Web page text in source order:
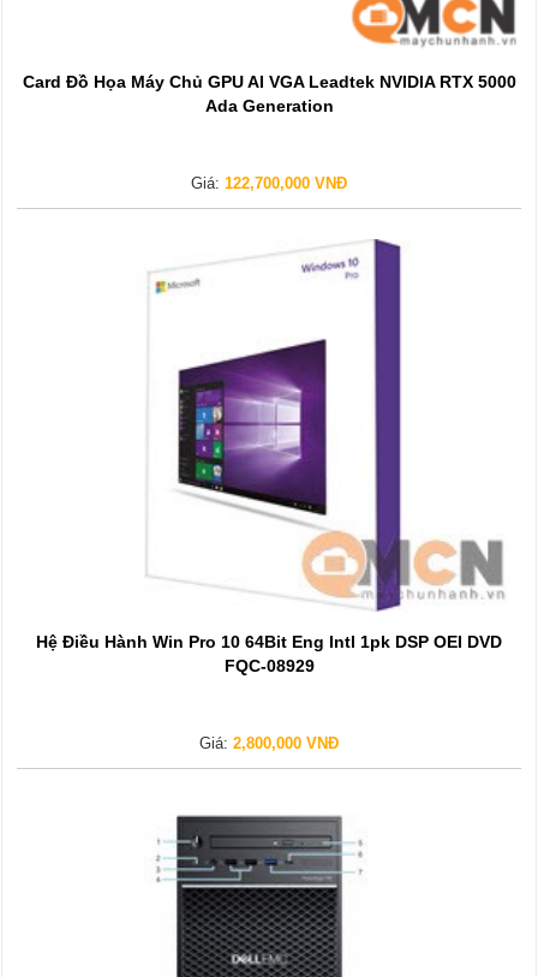
Card Đồ Họa Máy Chủ GPU AI VGA Leadtek NVIDIA RTX 5000
Ada Generation
Giá: 122,700,000 VNĐ
Hệ Điều Hành Win Pro 10 64Bit Eng Intl 1pk DSP OEI DVD
FQC-08929
Giá: 2,800,000 VNĐ